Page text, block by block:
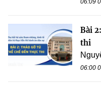
Bài
thi
06:00